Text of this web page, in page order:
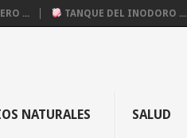
... TANQUE DEL INODORO ...
NATURALES SALUD